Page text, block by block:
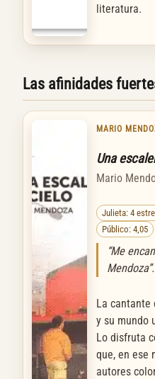
literatura.
Las afinidades
MARIO
Una
Mario
Julieta: 4
Público: 4,05
“Me
Mendoza”.
La cantante
y su mundo
Lo disfruta
que, en ese
autores